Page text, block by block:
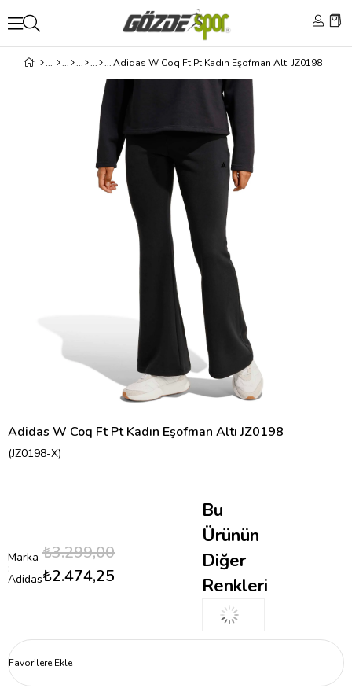
Adidas W Coq Ft Pt Kadın Eşofman Altı JZ0198
Adidas W Coq Ft Pt Kadın Eşofman Altı JZ0198
(JZ0198-X)
Marka
:
Adidas
₺3.299,00
₺2.474,25
Bu
Ürünün
Diğer
Renkleri
Favorilere Ekle